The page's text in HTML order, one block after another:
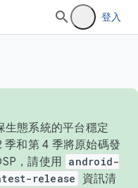
登入
生態系統的平台穩定
和第 4 季將原始碼發
，請使用 android-
release
資訊清